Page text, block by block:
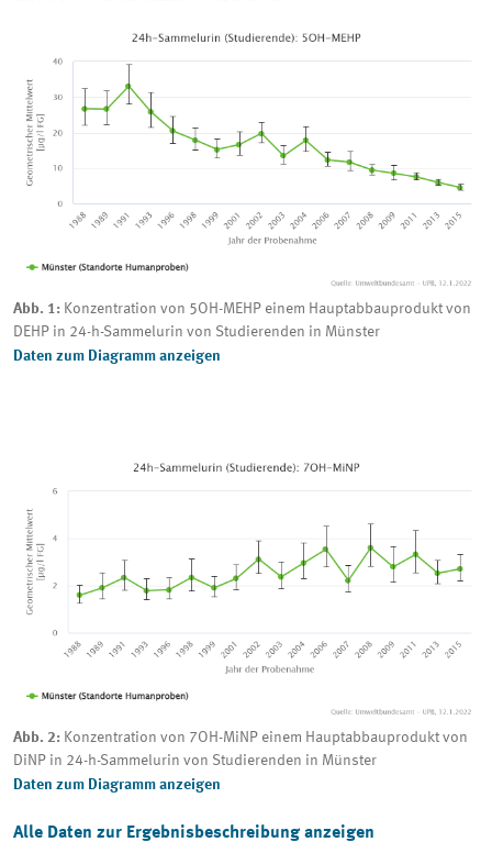
Abb. 1: Konzentration von 5OH-MEHP einem Hauptabbauprodukt von
DEHP in 24-h-Sammelurin von Studierenden in Münster
Daten zum Diagramm anzeigen
Abb. 2: Konzentration von 7OH-MiNP einem Hauptabbauprodukt von
DiNP in 24-h-Sammelurin von Studierenden in Münster
Daten zum Diagramm anzeigen
Alle Daten zur Ergebnisbeschreibung anzeigen